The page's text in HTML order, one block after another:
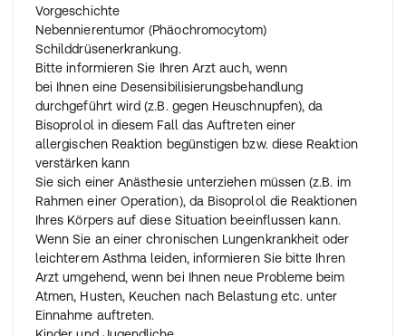
Vorgeschichte
Nebennierentumor (Phäochromocytom)
Schilddrüsenerkrankung.
Bitte informieren Sie Ihren Arzt auch, wenn
bei Ihnen eine Desensibilisierungsbehandlung
durchgeführt wird (z.B. gegen Heuschnupfen), da
Bisoprolol in diesem Fall das Auftreten einer
allergischen Reaktion begünstigen bzw. diese Reaktion
verstärken kann
Sie sich einer Anästhesie unterziehen müssen (z.B. im
Rahmen einer Operation), da Bisoprolol die Reaktionen
Ihres Körpers auf diese Situation beeinflussen kann.
Wenn Sie an einer chronischen Lungenkrankheit oder
leichterem Asthma leiden, informieren Sie bitte Ihren
Arzt umgehend, wenn bei Ihnen neue Probleme beim
Atmen, Husten, Keuchen nach Belastung etc. unter
Einnahme auftreten.